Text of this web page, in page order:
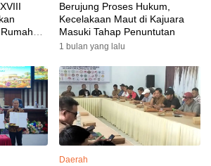
Berujung Proses Hukum,
Kecelakaan Maut di Kajuara
Masuki Tahap Penuntutan
1 bulan yang lalu
Daerah